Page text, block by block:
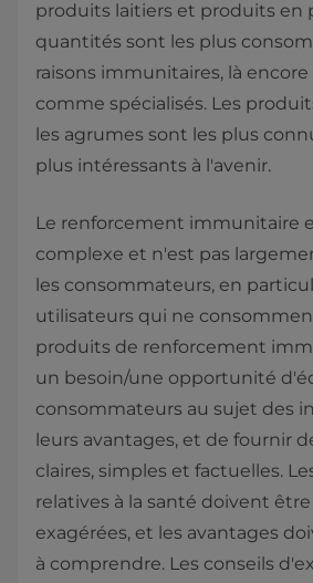
produits laitiers et produits en
quantités sont les plus
raisons immunitaires, là
comme spécialisés. Les
les agrumes sont les plus
plus intéressants à l'avenir.
Le renforcement immunitaire
complexe et n'est pas
les consommateurs, en
utilisateurs qui ne
produits de renforcement
un besoin/une opportunité
consommateurs au sujet des
leurs avantages, et de fournir
claires, simples et factuelles.
relatives à la santé doivent
exagérées, et les avantages
à comprendre. Les conseils